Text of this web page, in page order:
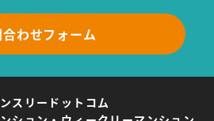
わせフォーム
スリードットコム